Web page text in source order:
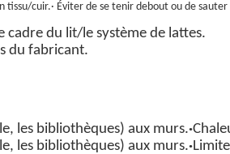
tissu/cuir.· Éviter de se tenir debout ou de
cadre du lit/le système de lattes.
du fabricant.
les bibliothèques) aux murs.·
les bibliothèques) aux murs.·